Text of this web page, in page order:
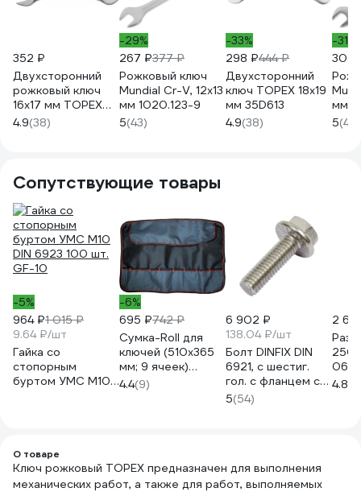
352 ₽
Двухсторонний
рожковый ключ
16х17 мм TOPEX
35D611
4.9(38)
-29%
267 ₽377 ₽
Рожковый ключ
Mundial Cr-V, 12x13
мм 1020.123-9
5(43)
-33%
298 ₽444 ₽
Двухсторонний
ключ TOPEX 18x19
мм 35D613
4.9(38)
-31%
305
мм
5(43)
Сопутствующие товары
-5%
964 ₽1 015 ₽
9.64 ₽/шт
Гайка со
стопорным
буртом УМС М10
-6%
695 ₽742 ₽
Сумка-Roll для
ключей (510х365
мм; 9 ячеек)
Сорокин 27.11
4.4(9)
6 902 ₽
138.04 ₽/шт
Болт DINFIX DIN
6921, с шестиг.
гол. с фланцем с
зазубринами,
10x25 мм, А2
5(54)
2
250
06-
4.8
О товаре
Ключ рожковый TOPEX предназначен для выполнения
механических работ, а также для работ, выполняемых